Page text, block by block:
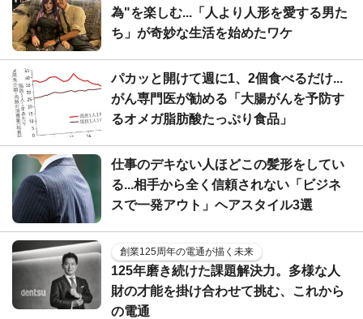
為"を楽しむ...「人より人形を愛する男た
ち」が奇妙な生活を始めたワケ
パカッと開けて週に1、2個食べるだけ...
がん専門医が勧める「大腸がんを予防す
るオメガ脂肪酸たっぷり食品」
仕事のデキない人ほどこの髪形をしてい
る...相手から全く信頼されない「ビジネ
スで一発アウト」ヘアスタイル3選
創業125周年の電通が描く未来
125年磨き続けた課題解決力。多様な人
財の才能を掛け合わせて挑む、これから
の電通